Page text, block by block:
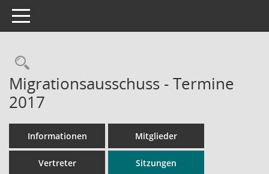
Toggle navigation
Rechercheauswahl
Migrationsausschuss - Termine
2017
Informationen Mitglieder
Vertreter Sitzungen